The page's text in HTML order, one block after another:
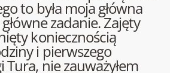
to była moja główna
zadanie. Zajęty
koniecznością
i pierwszego
Tura, nie zauważyłem